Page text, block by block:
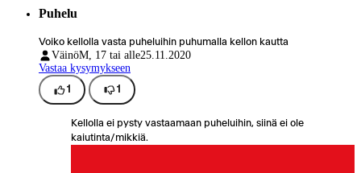
Puhelu
Voiko kellolla vasta puheluihin puhumalla kellon kautta
VäinöM, 17 tai alle25.11.2020
Vastaa kysymykseen
1 1
Kellolla ei pysty vastaamaan puheluihin, siinä ei ole
kaiutinta/mikkiä.